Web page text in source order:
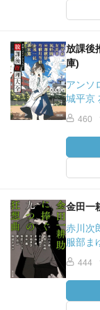
放課後
庫)
アンソ
城平京
460
金田一
赤川次
服部ま
444